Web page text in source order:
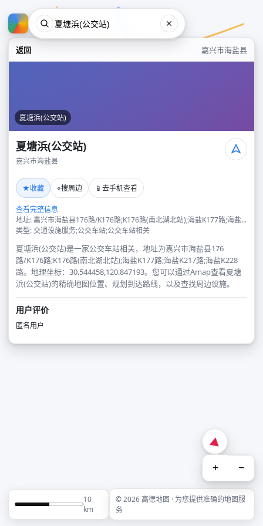
返回 嘉兴市海盐县
夏塘浜(公交站)
夏塘浜(公交站)
嘉兴市海盐县
★收藏 ⌖搜周边 📱 去手机查看
查看完整信息
地址: 嘉兴市海盐县176路/K176路;K176路(南北湖北站);海盐K177路;海盐...
类型: 交通设施服务;公交车站;公交车站相关
夏塘浜(公交站)是一家公交车站相关，地址为嘉兴市海盐县176
路/K176路;K176路(南北湖北站);海盐K177路;海盐K217路;海盐K228
路。地理坐标：30.544458,120.847193。您可以通过Amap查看夏塘
浜(公交站)的精确地图位置、规划到达路线，以及查找周边设施。
用户评价
匿名用户
+ −
10
km
© 2026 高德地图 · 为您提供准确的地图服
务